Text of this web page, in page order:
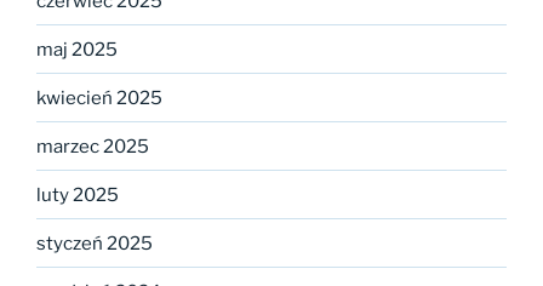
maj 2025
kwiecień 2025
marzec 2025
luty 2025
styczeń 2025